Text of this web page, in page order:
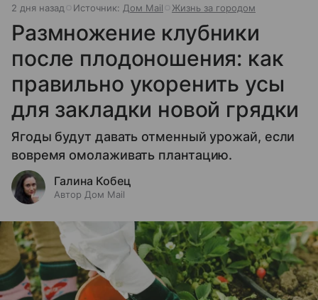
2 дня назад Источник: Дом Mail Жизнь за городом
Размножение клубники
после плодоношения: как
правильно укоренить усы
для закладки новой грядки
Ягоды будут давать отменный урожай, если
вовремя омолаживать плантацию.
Галина Кобец
Автор Дом Mail